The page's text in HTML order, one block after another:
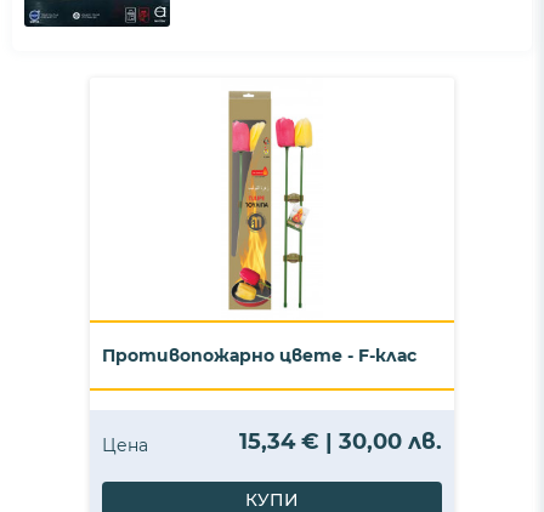
Противопожарно цвете - F-клас
Цена 15,34 € | 30,00 лв.
КУПИ